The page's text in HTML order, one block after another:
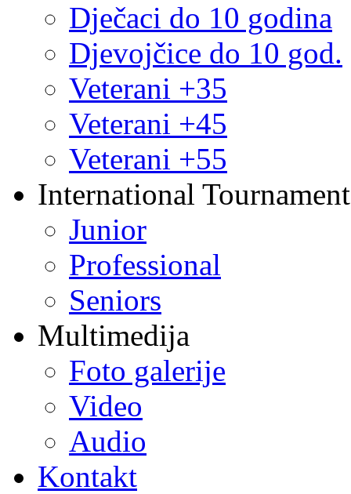
Dječaci do 10 godina
Djevojčice do 10 god.
Veterani +35
Veterani +45
Veterani +55
International
Junior
Professional
Seniors
Multimedija
Foto galerije
Video
Audio
Kontakt